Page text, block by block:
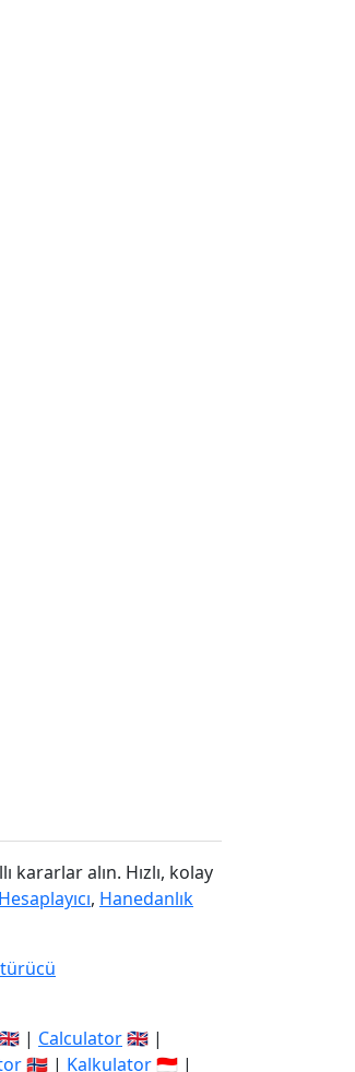
kararlar alın. Hızlı, kolay
, Hanedanlık
| Calculator🇬🇧 |
🇳🇴 | Kalkulator🇮🇩 |